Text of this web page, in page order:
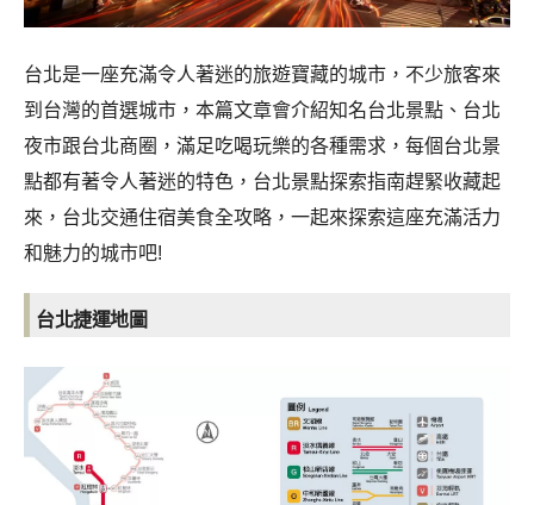
台北是一座充滿令人著迷的旅遊寶藏的城市，不少旅客來
到台灣的首選城市，本篇文章會介紹知名台北景點、台北
夜市跟台北商圈，滿足吃喝玩樂的各種需求，每個台北景
點都有著令人著迷的特色，台北景點探索指南趕緊收藏起
來，台北交通住宿美食全攻略，一起來探索這座充滿活力
和魅力的城市吧!
台北捷運地圖